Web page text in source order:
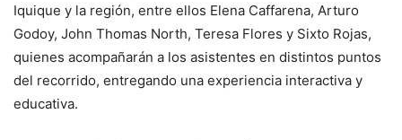
Iquique y la región, entre ellos Elena Caffarena, Arturo
Godoy, John Thomas North, Teresa Flores y Sixto Rojas,
quienes acompañarán a los asistentes en distintos puntos
del recorrido, entregando una experiencia interactiva y
educativa.